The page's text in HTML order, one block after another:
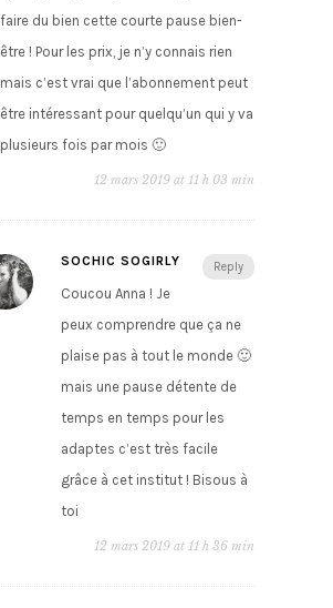
faire du bien cette courte pause bien-
être ! Pour les prix, je n’y connais rien
mais c’est vrai que l’abonnement peut
être intéressant pour quelqu’un qui y va
plusieurs fois par mois 🙂
12 mars 2019 at 11 h 03 min
Reply
SOCHIC SOGIRLY
Coucou Anna ! Je
peux comprendre que ça ne
plaise pas à tout le monde 🙂
mais une pause détente de
temps en temps pour les
adaptes c’est très facile
grâce à cet institut ! Bisous à
toi
12 mars 2019 at 11 h 36 min